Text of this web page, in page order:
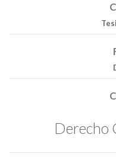
Derecho